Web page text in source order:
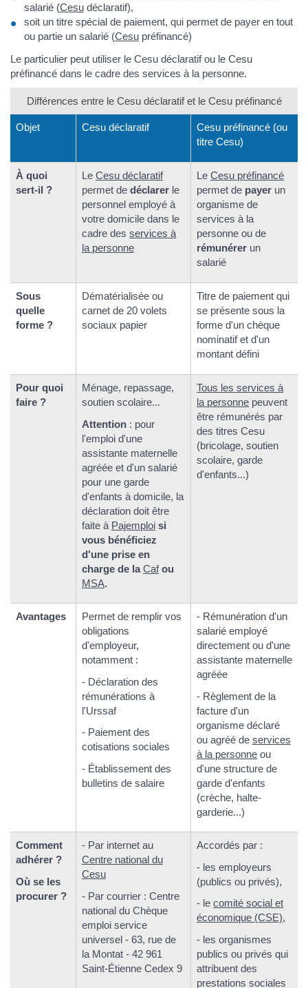
salarié (Cesu déclaratif),
soit un titre spécial de paiement, qui permet de payer en tout
ou partie un salarié (Cesu préfinancé)
Le particulier peut utiliser le Cesu déclaratif ou le Cesu
préfinancé dans le cadre des services à la personne.
Différences entre le Cesu déclaratif et le Cesu préfinancé
Objet Cesu déclaratif
Cesu préfinancé (ou
titre Cesu)
À quoi
sert-il ?
Le Cesu déclaratif
permet de déclarer le
personnel employé à
votre domicile dans le
cadre des services à
la personne
Le Cesu préfinancé
permet de payer un
organisme de
services à la
personne ou de
rémunérer un
salarié
Sous
quelle
forme ?
Dématérialisée ou
carnet de 20 volets
sociaux papier
Titre de paiement qui
se présente sous la
forme d'un chèque
nominatif et d'un
montant défini
Pour quoi
faire ?
Ménage, repassage,
soutien scolaire...
Attention : pour
l'emploi d'une
assistante maternelle
agréée et d'un salarié
pour une garde
d'enfants à domicile, la
déclaration doit être
faite à Pajemploi si
vous bénéficiez
d'une prise en
charge de laCafou
MSA.
Tous les services à
la personne peuvent
être rémunérés par
des titres Cesu
(bricolage, soutien
scolaire, garde
d'enfants...)
Avantages
Permet de remplir vos
obligations
d'employeur,
notamment :
- Déclaration des
rémunérations à
l'Urssaf
- Paiement des
cotisations sociales
- Établissement des
bulletins de salaire
- Rémunération d'un
salarié employé
directement ou d'une
assistante maternelle
agréée
- Règlement de la
facture d'un
organisme déclaré
ou agréé de services
à la personne ou
d'une structure de
garde d'enfants
(crèche, halte-
garderie...)
Comment
adhérer ?
Où se les
procurer ?
- Par internet au
Centre national du
Cesu
- Par courrier : Centre
national du Chèque
emploi service
universel - 63, rue de
la Montat - 42 961
Saint-Étienne Cedex 9
Accordés par :
- les employeurs
(publics ou privés),
- le comité social et
économique (CSE),
- les organismes
publics ou privés qui
attribuent des
prestations sociales